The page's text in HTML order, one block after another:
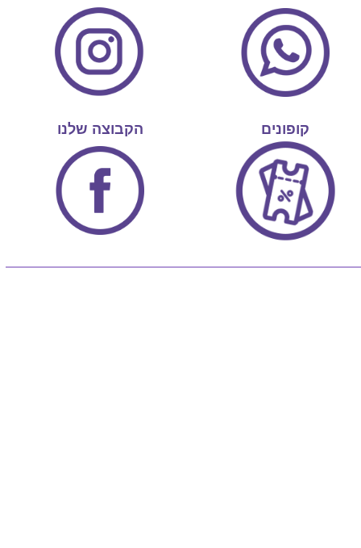
קופונים הקבוצה שלנו